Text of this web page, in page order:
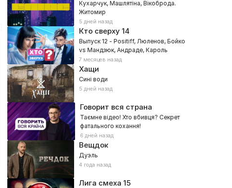
Кухарчук, Машлятіна, Вікоброда.
Житомир
5 дней назад
Кто сверху14
Выпуск 12 - Positiff, Люленов, Бойко
vs Мандзюк, Андраде, Кароль
7 месяцев назад
Хащи
Сині води
5 дней назад
Говорит вся страна
Таємне відео! Хто вбивця? Секрет
фатального кохання!
6 дней назад
Вещдок
Дуэль
4 года назад
Лига смеха 15